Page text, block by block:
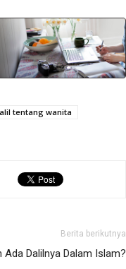
tentang wanita
Berita berikutnya
Ada Dalilnya Dalam Islam?